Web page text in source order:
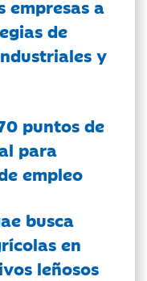
a
de
y
puntos de
para
empleo
busca
en
leñosos